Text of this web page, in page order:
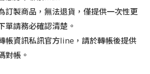
訂製商品，無法退貨，僅提供一次性更
單請務必確認清楚。
帳資訊私訊官方line，請於轉帳後提供
對帳。